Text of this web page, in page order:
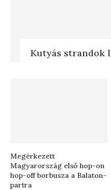
Kutyás strandok
Megérkezett
Magyarország első hop-on
hop-off borbusza a Balaton-
partra